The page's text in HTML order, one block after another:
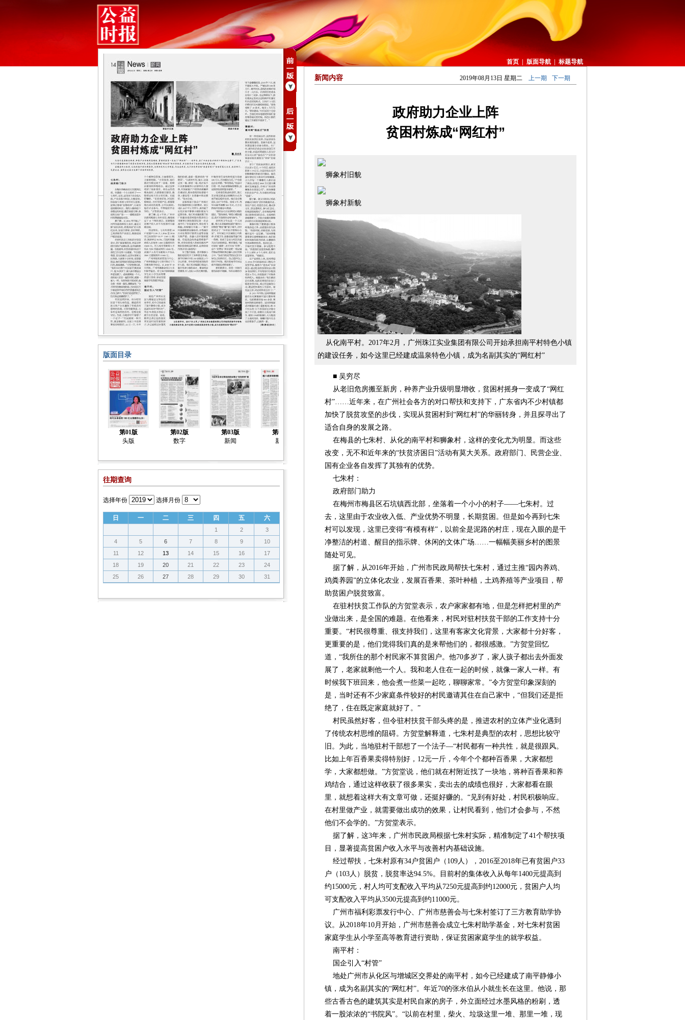
首页 版面导航 标题导航
版面目录
第01版
头版
第02版
数字
第03版
新闻
第04版
新闻
第05版
新闻
第06版
新闻
新闻
封面报道
第09版
往期查询
选择年份 选择月份
日 一 二 三 四 五 六
1 2
3
4
5 6 7 8 9
10
11
12 13 14 15 16
17
18
19 20 21 22 23
24
25
26 27 28 29 30 31
新闻内容 2019年08月13日 星期二 上一期 下一期
政府助力企业上阵
贫困村炼成“网红村”
狮象村旧貌
狮象村新貌
从化南平村。2017年2月，广州珠江实业集团有限公司开始承担南平村特色小镇
的建设任务，如今这里已经建成温泉特色小镇，成为名副其实的“网红村”
■ 吴穷尽
从老旧危房搬至新房，种养产业升级明显增收，贫困村摇身一变成了“网红
村”……近年来，在广州社会各方的对口帮扶和支持下，广东省内不少村镇都
加快了脱贫攻坚的步伐，实现从贫困村到“网红村”的华丽转身，并且探寻出了
适合自身的发展之路。
在梅县的七朱村、从化的南平村和狮象村，这样的变化尤为明显。而这些
改变，无不和近年来的“扶贫济困日”活动有莫大关系。政府部门、民营企业、
国有企业各自发挥了其独有的优势。
七朱村：
政府部门助力
在梅州市梅县区石坑镇西北部，坐落着一个小小的村子——七朱村。过
去，这里由于农业收入低、产业优势不明显，长期贫困。但是如今再到七朱
村可以发现，这里已变得“有模有样”，以前全是泥路的村庄，现在入眼的是干
净整洁的村道、醒目的指示牌、休闲的文体广场……一幅幅美丽乡村的图景
随处可见。
据了解，从2016年开始，广州市民政局帮扶七朱村，通过主推“园内养鸡、
鸡粪养园”的立体化农业，发展百香果、茶叶种植，土鸡养殖等产业项目，帮
助贫困户脱贫致富。
在驻村扶贫工作队的方贺堂表示，农户家家都有地，但是怎样把村里的产
业做出来，是全国的难题。在他看来，村民对驻村扶贫干部的工作支持十分
重要。“村民很尊重、很支持我们，这里有客家文化背景，大家都十分好客，
更重要的是，他们觉得我们真的是来帮他们的，都很感激。”方贺堂回忆
道，“我所住的那个村民家不算贫困户。他70多岁了，家人孩子都出去外面发
展了，老家就剩他一个人。我和老人住在一起的时候，就像一家人一样。有
时候我下班回来，他会煮一些菜一起吃，聊聊家常。”令方贺堂印象深刻的
是，当时还有不少家庭条件较好的村民邀请其住在自己家中，“但我们还是拒
绝了，住在既定家庭就好了。”
村民虽然好客，但令驻村扶贫干部头疼的是，推进农村的立体产业化遇到
了传统农村思维的阻碍。方贺堂解释道，七朱村是典型的农村，思想比较守
旧。为此，当地驻村干部想了一个法子—“村民都有一种共性，就是很跟风。
比如上年百香果卖得特别好，12元一斤，今年个个都种百香果，大家都想
学，大家都想做。”方贺堂说，他们就在村附近找了一块地，将种百香果和养
鸡结合，通过这样收获了很多果实，卖出去的成绩也很好，大家都看在眼
里，就想着这样大有文章可做，还挺好赚的。“见到有好处，村民积极响应。
在村里做产业，就需要做出成功的效果，让村民看到，他们才会参与，不然
他们不会学的。”方贺堂表示。
据了解，这3年来，广州市民政局根据七朱村实际，精准制定了41个帮扶项
目，显著提高贫困户收入水平与改善村内基础设施。
经过帮扶，七朱村原有34户贫困户（109人），2016至2018年已有贫困户33
户（103人）脱贫，脱贫率达94.5%。目前村的集体收入从每年1400元提高到
约15000元，村人均可支配收入平均从7250元提高到约12000元，贫困户人均
可支配收入平均从3500元提高到约11000元。
广州市福利彩票发行中心、广州市慈善会与七朱村签订了三方教育助学协
议。从2018年10月开始，广州市慈善会成立七朱村助学基金，对七朱村贫困
家庭学生从小学至高等教育进行资助，保证贫困家庭学生的就学权益。
南平村：
国企引入“村管”
地处广州市从化区与增城区交界处的南平村，如今已经建成了南平静修小
镇，成为名副其实的“网红村”。年近70的张水伯从小就生长在这里。他说，那
些古香古色的建筑其实是村民自家的房子，外立面经过水墨风格的粉刷，透
着一股浓浓的“书院风”。“以前在村里，柴火、垃圾这里一堆、那里一堆，现